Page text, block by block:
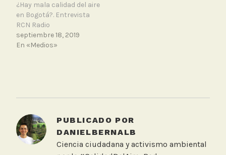
¿Hay mala calidad del aire
en Bogotá?. Entrevista
RCN Radio
septiembre 18, 2019
En «Medios»
e
d
PUBLICADO POR
DANIELBERNALB
Ciencia ciudadana y activismo ambiental